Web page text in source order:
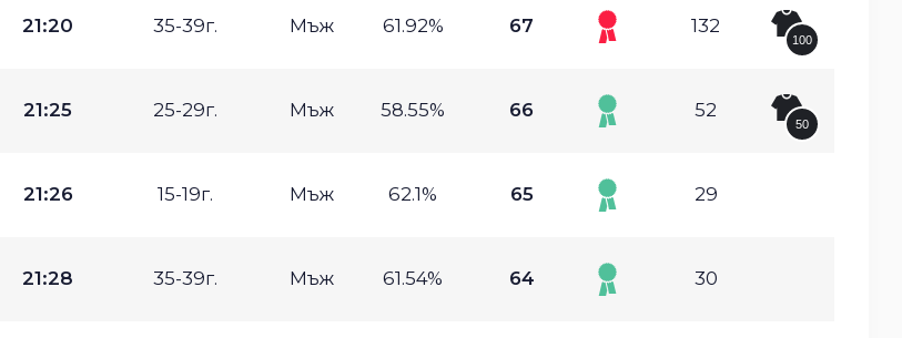
21:20 35-39г. Мъж 61.92% 67 132
100
21:25 25-29г. Мъж 58.55% 66 52
50
21:26 15-19г. Мъж 62.1% 65 29
21:28 35-39г. Мъж 61.54% 64 30